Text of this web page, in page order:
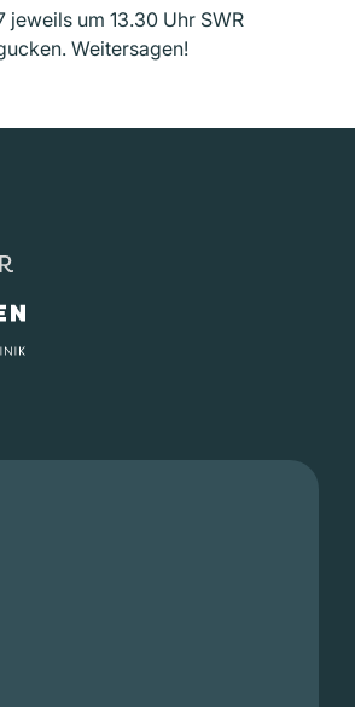
jeweils um 13.30 Uhr SWR
Weitersagen!